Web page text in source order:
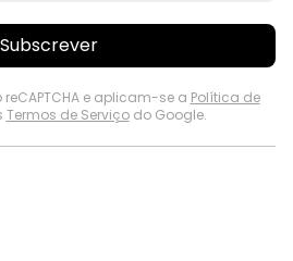
Subscrever
e aplicam-se a Política de
Termos de Serviçodo Google.